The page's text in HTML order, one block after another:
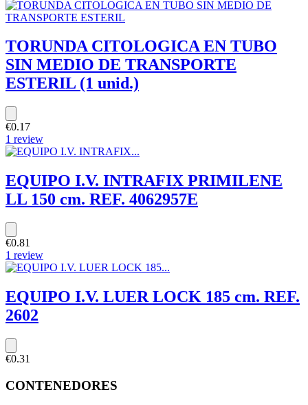
TORUNDA CITOLOGICA EN TUBO
SIN MEDIO DE TRANSPORTE
ESTERIL (1 unid.)
€0.17
1 review
EQUIPO I.V. INTRAFIX PRIMILENE
LL 150 cm. REF. 4062957E
€0.81
1 review
EQUIPO I.V. LUER LOCK 185 cm. REF.
2602
€0.31
CONTENEDORES